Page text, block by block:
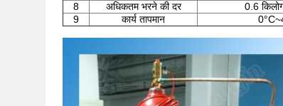
8
अधिकतम भरने की दर 0.6
9
कार्य तापमान